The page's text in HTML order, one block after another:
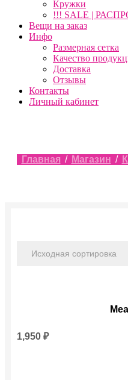
Кружки
!!! SALE |
Вещи на заказ
Инфо
Размерная сетка
Качество
Доставка
Отзывы
Контакты
Личный кабинет
Главная / Магазин /
1,950 ₽